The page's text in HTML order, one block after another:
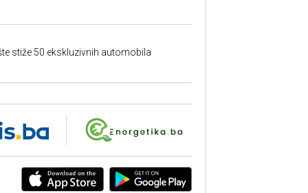
stiže 50 ekskluzivnih automobila